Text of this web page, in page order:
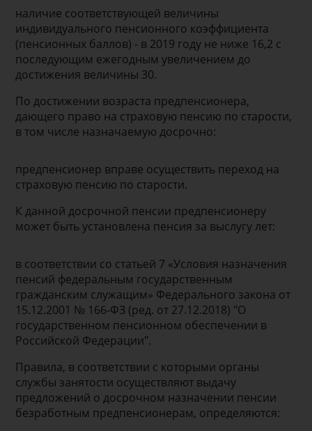
наличие соответствующей величины
индивидуального пенсионного коэффициента
(пенсионных баллов) - в 2019 году не ниже 16,2 с
последующим ежегодным увеличением до
достижения величины 30.
По достижении возраста предпенсионера,
дающего право на страховую пенсию по старости,
в том числе назначаемую досрочно:
предпенсионер вправе осуществить переход на
страховую пенсию по старости.
К данной досрочной пенсии предпенсионеру
может быть установлена пенсия за выслугу лет:
в соответствии со статьей 7 «Условия назначения
пенсий федеральным государственным
гражданским служащим» Федерального закона от
15.12.2001 № 166-ФЗ (ред. от 27.12.2018) "О
государственном пенсионном обеспечении в
Российской Федерации".
Правила, в соответствии с которыми органы
службы занятости осуществляют выдачу
предложений о досрочном назначении пенсии
безработным предпенсионерам, определяются: